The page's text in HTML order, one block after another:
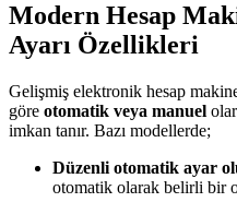
Modern Hesap
Ayarı Özellikleri
Gelişmiş elektronik hesap
göre otomatik veya manuel
imkan tanır. Bazı modellerde;
Düzenli otomatik ayar
otomatik olarak belirli bir